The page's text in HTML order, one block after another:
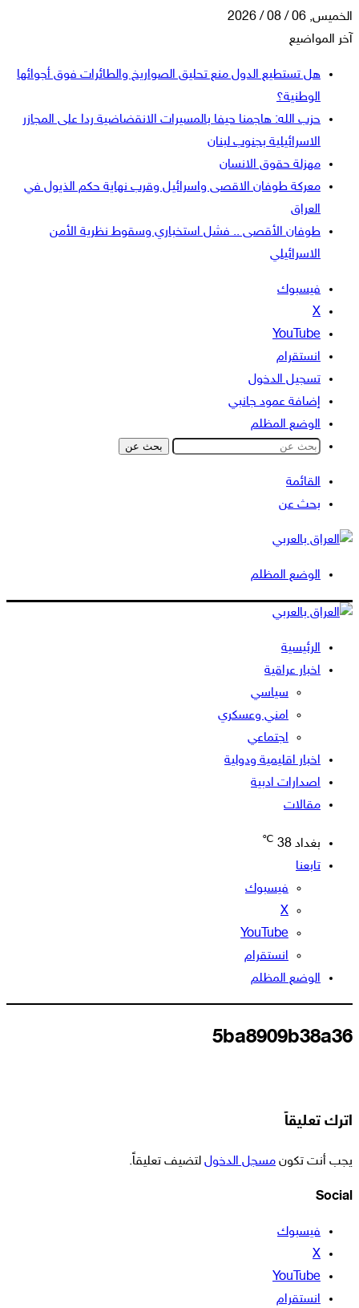
الخميس, 06 / 08 / 2026
آخر المواضيع
هل تستطيع الدول منع تحليق الصواريخ والطائرات فوق أجوائها
الوطنية؟
حزب الله: هاجمنا حيفا بالمسيرات الانقضاضية ردا على المجازر
الاسرائيلية بجنوب لبنان
مهزلة حقوق الانسان
معركة طوفان الاقصى واسرائيل وقرب نهاية حكم الذيول في
العراق
طوفان الأقصى .. فشل استخباري وسقوط نظرية الأمن
الاسرائيلي
فيسبوك
‫X
‫YouTube
انستقرام
تسجيل الدخول
إضافة عمود جانبي
الوضع المظلم
بحث عن
القائمة
بحث عن
الوضع المظلم
الرئيسية
اخبار عراقية
سياسي
امني وعسكري
اجتماعي
اخبار اقليمية ودولية
اصدارات ادبية
مقالات
بغداد 38
℃
تابعنا
فيسبوك
‫X
‫YouTube
انستقرام
الوضع المظلم
5ba8909b38a36
اترك تعليقاً
يجب أنت تكون مسجل الدخول لتضيف تعليقاً.
Social
فيسبوك
‫X
‫YouTube
انستقرام